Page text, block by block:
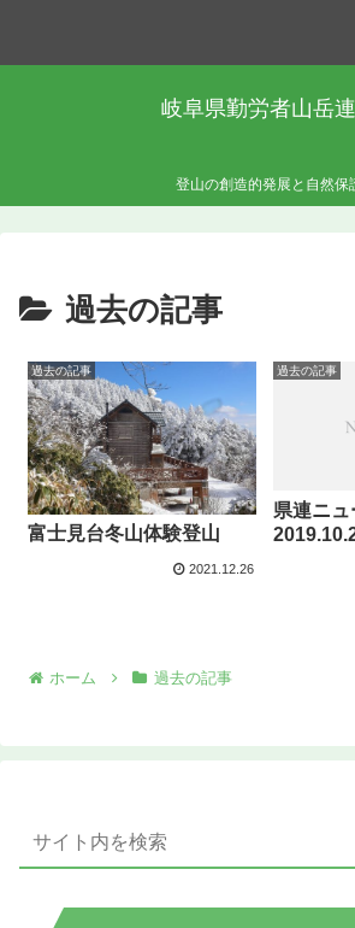
岐阜県勤労者山岳
登山の創造的発展と自然保
過去の記事
過去の記事
富士見台冬山体験登山
2021.12.26
過去の記事
県連ニ
ホーム 過去の記事